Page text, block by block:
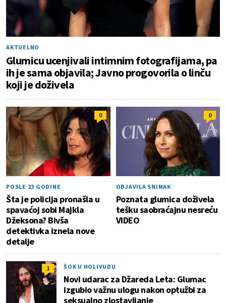
AKTUELNO
Glumicu ucenjivali intimnim fotografijama, pa
ih je sama objavila; Javno progovorila o linču
koji je doživela
0
POSLE 23 GODINE
Šta je policija pronašla u
spavaćoj sobi Majkla
Džeksona? Bivša
detektivka iznela nove
detalje
0
OBJAVILA SNIMAK
Poznata glumica doživela
tešku saobraćajnu nesreću
VIDEO
1 ŠOK U HOLIVUDU
Novi udarac za Džareda Leta: Glumac
izgubio važnu ulogu nakon optužbi za
seksualno zlostavljanje